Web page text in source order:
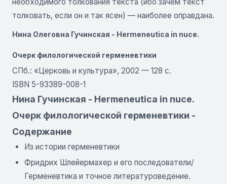
толковать, если он и так ясен) — наиболее оправдана.
Нина Олеговна Гучинская - Hermeneutica in nuce.
Очерк филологической герменевтики
СПб.: «Церковь и культура», 2002 — 128 с.
ISBN 5-93389-008-1
Нина Гучинская - Hermeneutica in nuce.
Очерк филологической герменевтики -
Содержание
Из истории герменевтики
Фридрих Шлейермахер и его последователи/
Герменевтика и точное литературоведение.